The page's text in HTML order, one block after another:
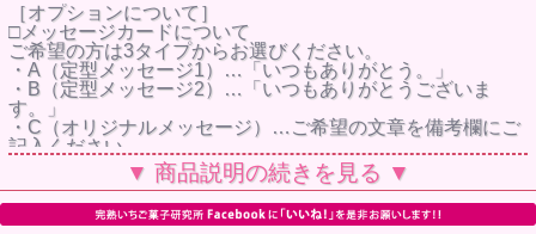
［オプションについて］
□メッセージカードについて
ご希望の方は3タイプからお選びください。
・A（定型メッセージ1）…「いつもありがとう。」
・B（定型メッセージ2）…「いつもありがとうございま
す。」
・C（オリジナルメッセージ）…ご希望の文章を備考欄にご
記入ください。
□のしについて
・お名前の記入をご希望の場合は、備考欄にご記入くださ
い。
・選択肢以外の上書きをご希望。
▼ 商品説明の続きを見る ▼